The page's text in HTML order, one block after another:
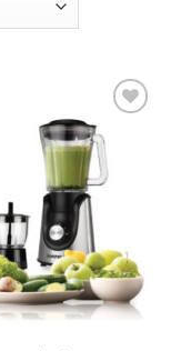
Add to
wishlist